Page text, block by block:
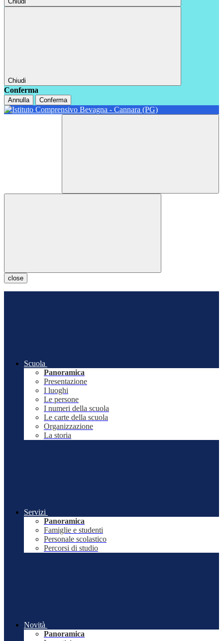
Chiudi
Conferma
Annulla Conferma
close
Scuola
Panoramica
Presentazione
I luoghi
Le persone
I numeri della scuola
Le carte della scuola
Organizzazione
La storia
Servizi
Panoramica
Famiglie e studenti
Personale scolastico
Percorsi di studio
Novità
Panoramica